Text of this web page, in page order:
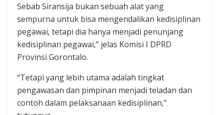
Sebab Siransija bukan sebuah alat yang
sempurna untuk bisa mengendalikan kedisiplinan
pegawai, tetapi dia hanya menjadi penunjang
kedisiplinan pegawai,” jelas Komisi I DPRD
Provinsi Gorontalo.
“Tetapi yang lebih utama adalah tingkat
pengawasan dan pimpinan menjadi teladan dan
contoh dalam pelaksanaan kedisiplinan,”